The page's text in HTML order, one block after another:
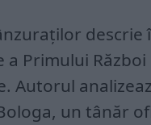
Primului
Autorul
un tânăr